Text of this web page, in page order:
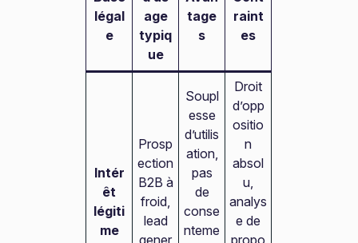
légal
e
age
typiq
ue
tage
s
raint
es
Intér
êt
légiti
me
Prosp
ection
B2B à
froid,
lead
gener
Soupl
esse
d’utilis
ation,
pas
de
conse
nteme
Droit
d’opp
ositio
n
absol
u,
analys
e de
propo